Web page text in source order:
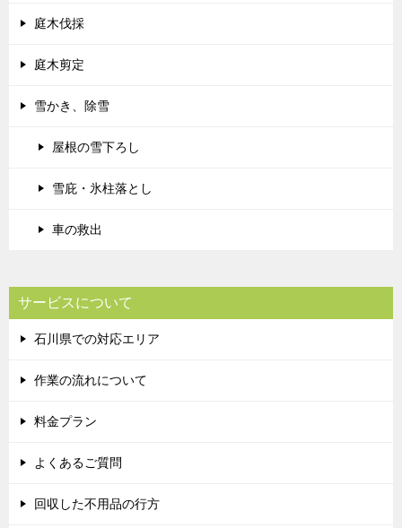
庭木伐採
庭木剪定
雪かき、除雪
屋根の雪下ろし
雪庇・氷柱落とし
車の救出
サービスについて
石川県での対応エリア
作業の流れについて
料金プラン
よくあるご質問
回収した不用品の行方